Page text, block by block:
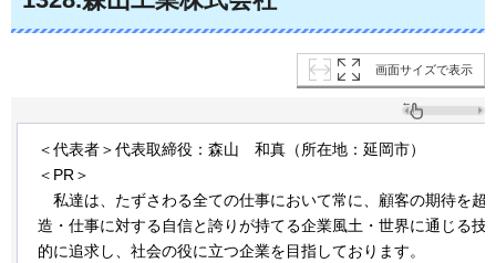
画面サイズで表示
＜代表者＞代表取締役：森山 和真 （所在地：延岡市）
＜PR＞
私達は 、たずさわる全ての仕事において常に、顧客の期待を超
造・仕事に対する自信と誇りが持てる企業風土・世界に通じる技
的に追求し、社会の役に立つ企業を目指しております。